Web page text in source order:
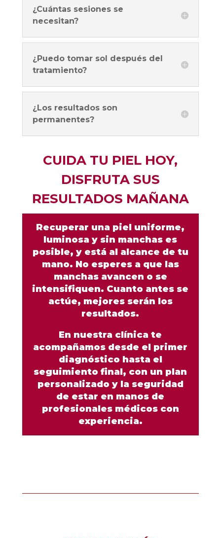
¿Cuántas sesiones se
necesitan?
¿Puedo tomar sol después del
tratamiento?
¿Los resultados son
permanentes?
CUIDA TU PIEL HOY,
DISFRUTA SUS
RESULTADOS MAÑANA
Recuperar una piel uniforme,
luminosa y sin manchas es
posible, y está al alcance de tu
mano. No esperes a que las
manchas avancen o se
intensifiquen. Cuanto antes se
actúe, mejores serán los
resultados.
En nuestra clínica te
acompañamos desde el primer
diagnóstico hasta el
seguimiento final, con un plan
personalizado y la seguridad
de estar en manos de
profesionales médicos con
experiencia.